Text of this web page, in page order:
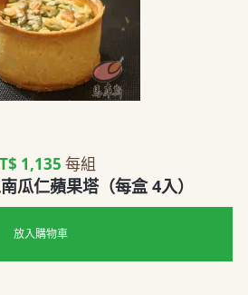
1,135 每組
瓜仁蘋果塔（每盒 4入）
放入購物車